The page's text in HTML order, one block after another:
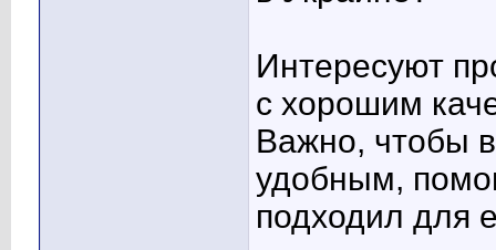
Интересуют
с хорошим
Важно, чтобы
удобным,
подходил для